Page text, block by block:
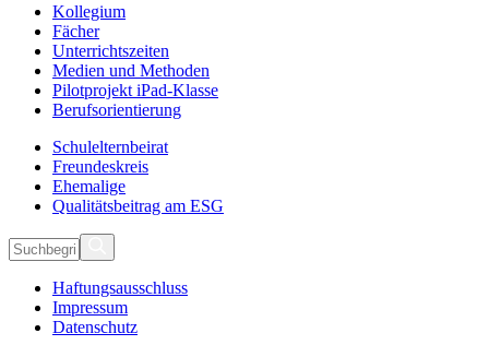
Kollegium
Fächer
Unterrichtszeiten
Medien und Methoden
Pilotprojekt iPad-Klasse
Berufsorientierung
Schulelternbeirat
Freundeskreis
Ehemalige
Qualitätsbeitrag am ESG
Haftungsausschluss
Impressum
Datenschutz